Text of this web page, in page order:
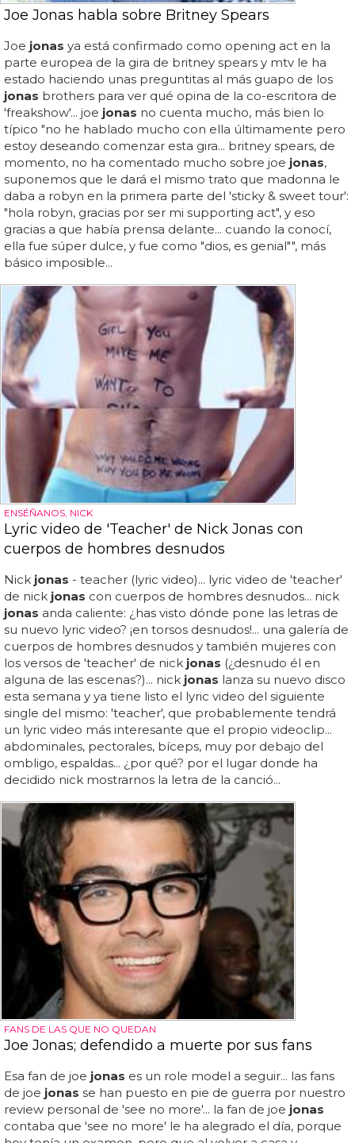
Joe Jonas habla sobre Britney Spears
Joe jonas ya está confirmado como opening act en la
parte europea de la gira de britney spears y mtv le ha
estado haciendo unas preguntitas al más guapo de los
jonas brothers para ver qué opina de la co-escritora de
'freakshow'... joe jonas no cuenta mucho, más bien lo
típico "no he hablado mucho con ella últimamente pero
estoy deseando comenzar esta gira... britney spears, de
momento, no ha comentado mucho sobre joe jonas,
suponemos que le dará el mismo trato que madonna le
daba a robyn en la primera parte del 'sticky & sweet tour':
"hola robyn, gracias por ser mi supporting act", y eso
gracias a que había prensa delante... cuando la conocí,
ella fue súper dulce, y fue como "dios, es genial"", más
básico imposible...
ENSÉÑANOS, NICK
Lyric video de 'Teacher' de Nick Jonas con
cuerpos de hombres desnudos
Nick jonas - teacher (lyric video)... lyric video de 'teacher'
de nick jonas con cuerpos de hombres desnudos... nick
jonas anda caliente: ¿has visto dónde pone las letras de
su nuevo lyric video? ¡en torsos desnudos!... una galería de
cuerpos de hombres desnudos y también mujeres con
los versos de 'teacher' de nick jonas (¿desnudo él en
alguna de las escenas?)... nick jonas lanza su nuevo disco
esta semana y ya tiene listo el lyric video del siguiente
single del mismo: 'teacher', que probablemente tendrá
un lyric video más interesante que el propio videoclip...
abdominales, pectorales, bíceps, muy por debajo del
ombligo, espaldas... ¿por qué? por el lugar donde ha
decidido nick mostrarnos la letra de la canció...
FANS DE LAS QUE NO QUEDAN
Joe Jonas; defendido a muerte por sus fans
Esa fan de joe jonas es un role model a seguir... las fans
de joe jonas se han puesto en pie de guerra por nuestro
review personal de 'see no more'... la fan de joe jonas
contaba que 'see no more' le ha alegrado el día, porque